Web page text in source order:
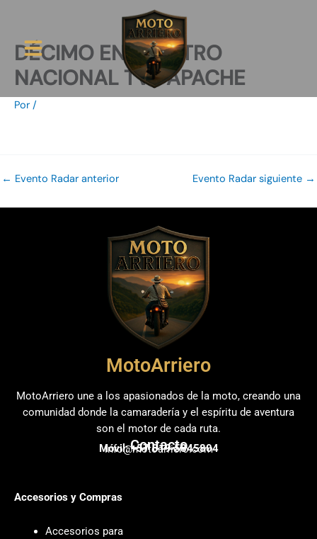
contenido
DÉCIMO ENCUENTRO
NACIONAL TVS APACHE
Por /
← Evento Radar anterior Evento Radar siguiente →
MotoArriero
MotoArriero une a los apasionados de la moto, creando una
comunidad donde la camaradería y el espíritu de aventura
son el motor de cada ruta.
Contacto
info@motoarriero.com
Móvil: +57 319 5845804
Accesorios y Compras
Accesorios para